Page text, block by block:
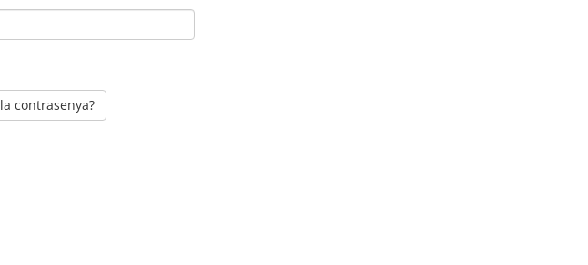
contrasenya?